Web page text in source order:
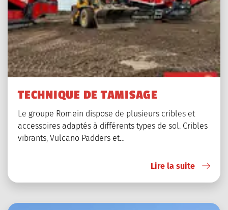
TECHNIQUE DE TAMISAGE
Le groupe Romein dispose de plusieurs cribles et
accessoires adaptés à différents types de sol. Cribles
vibrants, Vulcano Padders et…
Lire la suite